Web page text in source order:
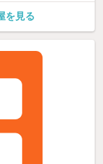
を見る